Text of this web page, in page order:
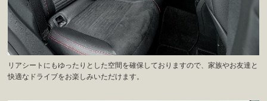
リアシートにもゆったりとした空間を確保しておりますので、家族やお友達と
快適なドライブをお楽しみいただけます。